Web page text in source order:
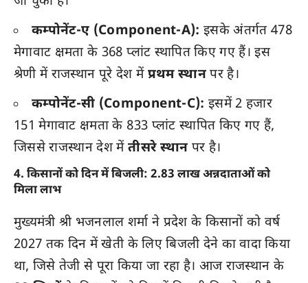
कम्पोनेंट-ए (Component-A): इसके अंतर्गत 478
मेगावाट क्षमता के 368 प्लांट स्थापित किए गए हैं। इस
श्रेणी में राजस्थान पूरे देश में प्रथम स्थान पर है।
कम्पोनेंट-सी (Component-C): इसमें 2 हजार
151 मेगावाट क्षमता के 833 प्लांट स्थापित किए गए हैं,
जिससे राजस्थान देश मेंतीसरे स्थान पर है।
4. किसानों को दिन में बिजली: 2.83 लाख अन्नदाताओं को
मिला लाभ
मुख्यमंत्री श्री भजनलाल शर्मा ने प्रदेश के किसानों को वर्ष
2027 तक दिन में खेती के लिए बिजली देने का वादा किया
था, जिसे तेजी से पूरा किया जा रहा है। आज राजस्थान के